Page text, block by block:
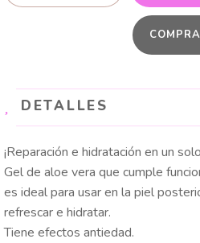
$ 45.000.
$
cantidad
DETALLES
¡Reparación e hidratación en un
Gel de aloe vera que cumple
es ideal para usar en la piel
refrescar e hidratar.
Tiene efectos antiedad.